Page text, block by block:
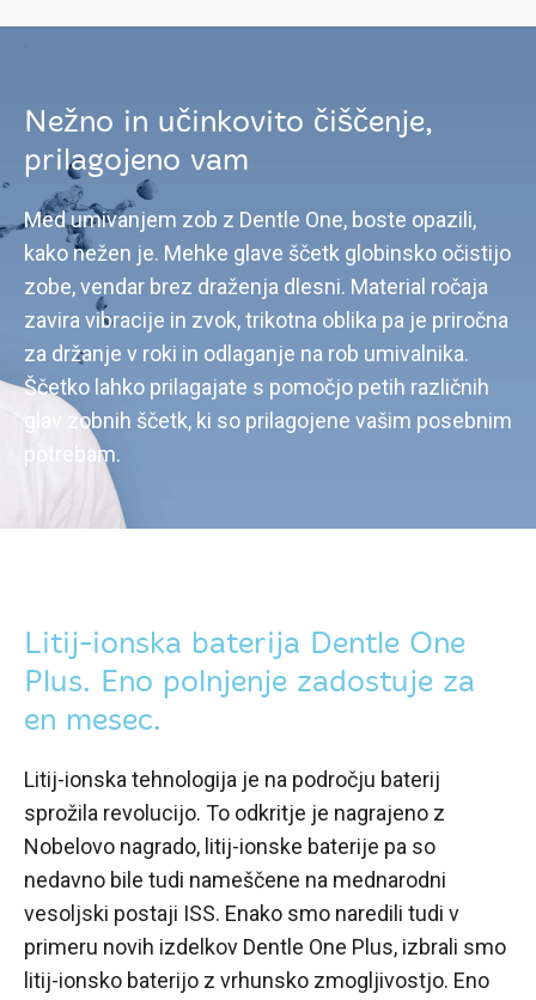
.
Nežno in učinkovito čiščenje,
prilagojeno vam
Med umivanjem zob z Dentle One, boste opazili,
kako nežen je. Mehke glave ščetk globinsko očistijo
zobe, vendar brez draženja dlesni. Material ročaja
zavira vibracije in zvok, trikotna oblika pa je priročna
za držanje v roki in odlaganje na rob umivalnika.
Ščetko lahko prilagajate s pomočjo petih različnih
glav zobnih ščetk, ki so prilagojene vašim posebnim
potrebam.
Litij-ionska baterija Dentle One
Plus. Eno polnjenje zadostuje za
en mesec.
Litij-ionska tehnologija je na področju baterij
sprožila revolucijo. To odkritje je nagrajeno z
Nobelovo nagrado, litij-ionske baterije pa so
nedavno bile tudi nameščene na mednarodni
vesoljski postaji ISS. Enako smo naredili tudi v
primeru novih izdelkov Dentle One Plus, izbrali smo
litij-ionsko baterijo z vrhunsko zmogljivostjo. Eno